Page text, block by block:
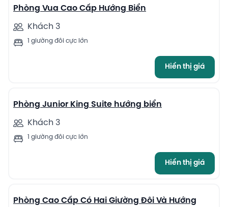
Phòng Vua Cao Cấp Hướng Biển
Khách 3
1 giường đôi cực lớn
Hiển thị giá
4
Phòng Junior King Suite hướng biển
Khách 3
1 giường đôi cực lớn
Hiển thị giá
4
Phòng Cao Cấp Có Hai Giường Đôi Và Hướng